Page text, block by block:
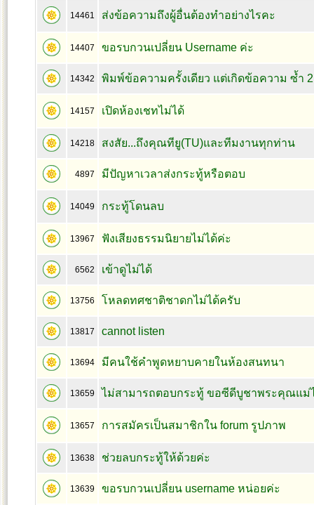
14461 ส่งข้อความถึงผู้อื่นต้องทำอย่างไรคะ
14407 ขอรบกวนเปลี่ยน Username ค่ะ
14342 พิมพ์ข้อความครั้งเดียว แต่เกิดข้อความ ซ้ำ
14157 เปิดห้องเชทไม่ได้
14218 สงสัย...ถึงคุณทียู(TU)และทีมงานทุกท่าน
4897 มีปัญหาเวลาส่งกระทู้หรือตอบ
14049 กระทู้โดนลบ
13967 ฟังเสียงธรรมนิยายไม่ได้ค่ะ
6562 เข้าดูไม่ได้
13756 โหลดทศชาติชาดกไม่ได้ครับ
13817 cannot listen
13694 มีคนใช้คำพูดหยาบคายในห้องสนทนา
13659 ไม่สามารถตอบกระทู้ ขอซีดีบูชาพระคุณแม่
13657 การสมัครเป็นสมาชิกใน forum รูปภาพ
13638 ช่วยลบกระทู้ให้ด้วยค่ะ
13639 ขอรบกวนเปลี่ยน username หน่อยค่ะ